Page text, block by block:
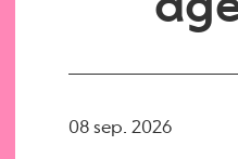
08 sep. 2026